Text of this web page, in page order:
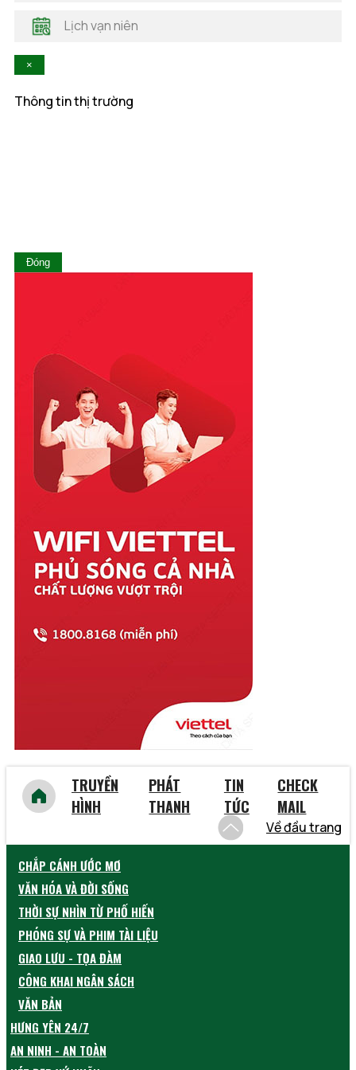
Hòa Bình
Lai Châu
Quảng Ngãi
Quảng Ninh
Quảng Trị
Sóc Trăng
Sơn La
Tây Ninh
Thái Bình
Thái Nguyên
Thừa Thiên Huế
Tiền Giang
Trà Vinh
Tuyên Quang
Vĩnh Phúc
Vũng Tàu
Lịch vạn niên
×
Thông tin thị trường
Đóng
TRUYỀN
HÌNH
PHÁT
THANH
TIN
TỨC
CHECK
MAIL
Về đầu trang
CHẮP CÁNH ƯỚC MƠ
VĂN HÓA VÀ ĐỜI SỐNG
THỜI SỰ NHÌN TỪ PHỐ HIẾN
PHÓNG SỰ VÀ PHIM TÀI LIỆU
GIAO LƯU - TỌA ĐÀM
CÔNG KHAI NGÂN SÁCH
VĂN BẢN
HƯNG YÊN 24/7
AN NINH - AN TOÀN